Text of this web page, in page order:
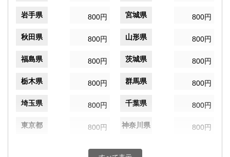
岩手県 800円 宮城県 800円
秋田県 800円 山形県 800円
福島県 800円 茨城県 800円
栃木県 800円 群馬県 800円
埼玉県 800円 千葉県 800円
東京都 800円 神奈川県 800円
800円 富山県